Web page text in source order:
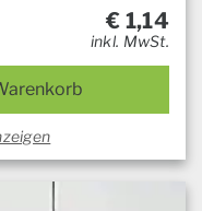
€ 1,14
inkl. MwSt.